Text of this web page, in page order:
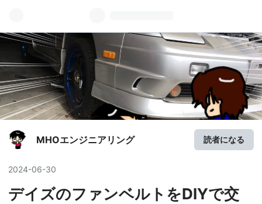
MHOエンジニアリング 読者になる
2024-06-30
デイズのファンベルトをDIYで交